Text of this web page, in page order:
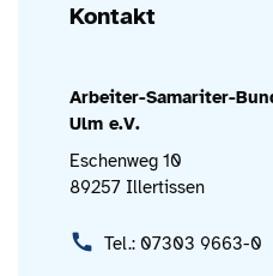
Kontakt
Arbeiter-Samariter-
Ulm e.V.
Eschenweg 10
89257 Illertissen
Tel.: 07303 9663-0